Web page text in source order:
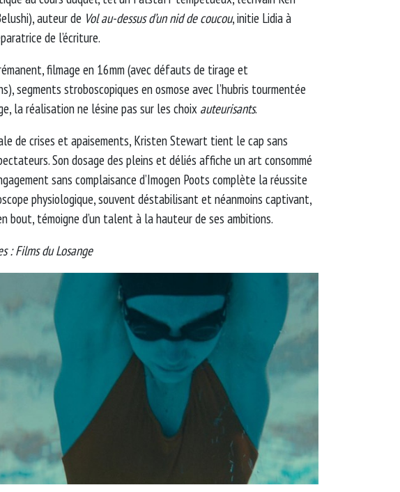
auteur de Vol au-dessus d’un nid de coucou, initie Lidia à
de l’écriture.
filmage en 16mm (avec défauts de tirage et
segments stroboscopiques en osmose avec l’hubris tourmentée
la réalisation ne lésine pas sur les choix auteurisants.
de crises et apaisements, Kristen Stewart tient le cap sans
Son dosage des pleins et déliés affiche un art consommé
sans complaisance d’Imogen Poots complète la réussite
physiologique, souvent déstabilisant et néanmoins captivant,
bout, témoigne d’un talent à la hauteur de ses ambitions.
: Films du Losange